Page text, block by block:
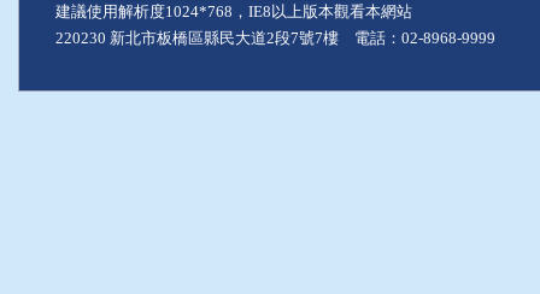
建議使用解析度1024*768，IE8以上版本觀看本網站
220230 新北市板橋區縣民大道2段7號7樓 電話：02-8968-9999